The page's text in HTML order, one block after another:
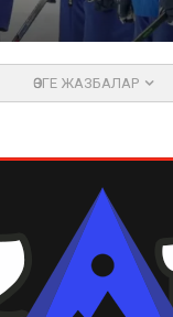
ӨЗГЕ ЖАЗБАЛАР